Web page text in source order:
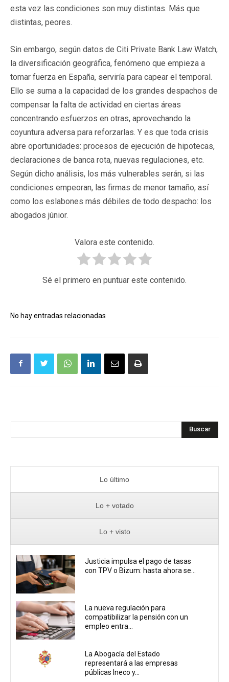
esta vez las condiciones son muy distintas. Más que
distintas, peores.
Sin embargo, según datos de Citi Private Bank Law Watch,
la diversificación geográfica, fenómeno que empieza a
tomar fuerza en España, serviría para capear el temporal.
Ello se suma a la capacidad de los grandes despachos de
compensar la falta de actividad en ciertas áreas
concentrando esfuerzos en otras, aprovechando la
coyuntura adversa para reforzarlas. Y es que toda crisis
abre oportunidades: procesos de ejecución de hipotecas,
declaraciones de banca rota, nuevas regulaciones, etc.
Según dicho análisis, los más vulnerables serán, si las
condiciones empeoran, las firmas de menor tamaño, así
como los eslabones más débiles de todo despacho: los
abogados júnior.
Valora este contenido.
Sé el primero en puntuar este contenido.
No hay entradas relacionadas
Buscar
Lo último
Lo + votado
Lo + visto
Justicia impulsa el pago de tasas
con TPV o Bizum: hasta ahora se...
La nueva regulación para
compatibilizar la pensión con un
empleo entra...
La Abogacía del Estado
representará a las empresas
públicas Ineco y...